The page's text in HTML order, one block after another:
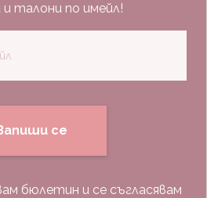
талони по имейл!
се
бюлетин и се съгласявам